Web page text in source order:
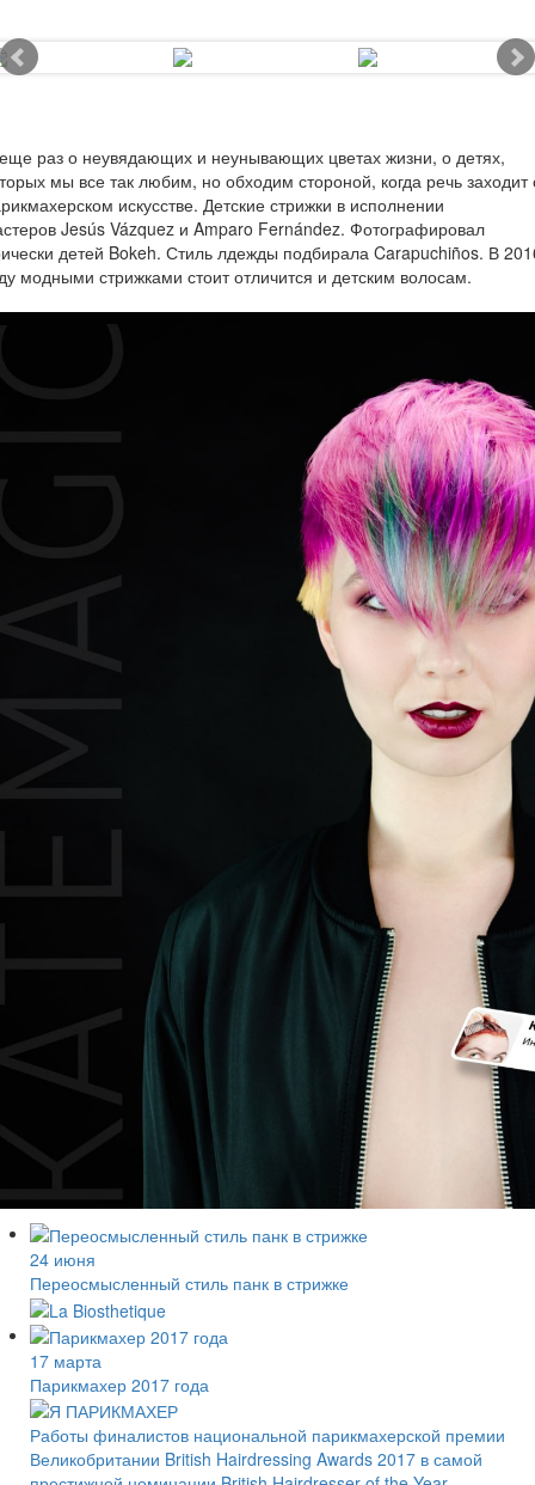
раз о неувядающих и неунывающих цветах жизни, о детях,
мы все так любим, но обходим стороной, когда речь заходит
искусстве. Детские стрижки в исполнении
Jesús Vázquez и Amparo Fernández. Фотографировал
детей Bokeh. Стиль лдежды подбирала Carapuchiños. В
модными стрижками стоит отличится и детским волосам.
24 июня
Переосмысленный стиль панк в стрижке
17 марта
Парикмахер 2017 года
Работы финалистов национальной парикмахерской премии
Великобритании British Hairdressing Awards 2017 в самой